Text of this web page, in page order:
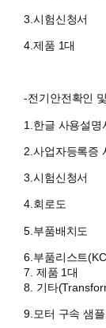
3.시험신청서
4.제품 1대
-전기안전확인
1.한글 사용설명
2.사업자등록증
3.시험신청서
4.회로도
5.부품배치도
6.부품리스트
7. 제품 1대
8. 기타
9.모터 구속 샘